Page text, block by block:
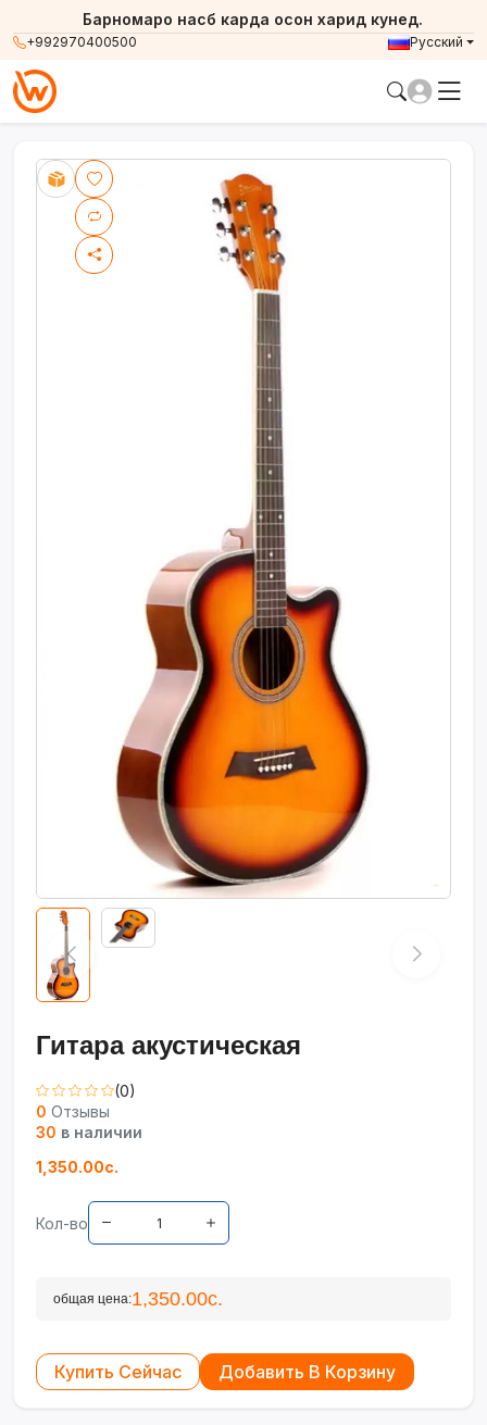
+992970400500
Барномаро насб карда осон харид кунед.
Русский
Гитара акустическая
(0)
0 Отзывы
30 в наличии
1,350.00с.
Кол-во
общая цена:1,350.00с.
Купить Сейчас Добавить В Корзину